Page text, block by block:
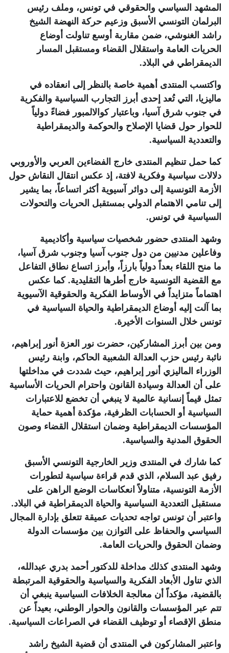
المشهد السياسي والحقوقي في تونس، وملف رئيس
البرلمان التونسي الأسبق وزعيم حركة النهضة الشيخ
راشد الغنوشي، ضمن مقاربة أوسع تناولت أوضاع
الحريات العامة واستقلال القضاء ومستقبل المسار
الديمقراطي في البلاد.
واكتسب المنتدى أهمية خاصة بالنظر إلى انعقاده في
ماليزيا، التي تُعد إحدى أبرز التجارب السياسية والفكرية
في جنوب شرق آسيا، وباعتبار كوالالمبور فضاءً دولياً
للحوار حول قضايا الإصلاح والحوكمة والديمقراطية
والتعددية السياسية.
كما حمل تنظيم المنتدى خارج الفضاءين العربي والأوروبي
دلالات سياسية وفكرية لافتة، إذ عكس انتقال النقاش حول
الأزمة التونسية إلى دوائر آسيوية أكثر اتساعاً، بما يشير
إلى تنامي الاهتمام الدولي بمستقبل الحريات والتحولات
السياسية في تونس.
وشهد المنتدى حضور شخصيات سياسية وأكاديمية
وفاعلين مدنيين من دول جنوب آسيا وجنوب شرق آسيا،
ما منح اللقاء بعداً دولياً بارزاً، وأبرز اتساع نطاق التفاعل
مع القضية التونسية خارج أطرها التقليدية. كما عكس
اهتماماً متزايداً في الأوساط الفكرية والحقوقية الآسيوية
بما آلت إليه أوضاع الديمقراطية والحياة السياسية في
تونس خلال السنوات الأخيرة.
ومن بين أبرز المشاركين، حضرت نور العزة أنور إبراهيم،
نائبة رئيس حزب العدالة الشعبية الحاكم، وابنة رئيس
الوزراء الماليزي أنور إبراهيم، حيث شددت في مداخلتها
على أن العدالة وسيادة القانون واحترام الحريات الأساسية
تمثل قيماً إنسانية عالمية لا ينبغي أن تخضع للاعتبارات
السياسية أو الحسابات الظرفية، مؤكدة أهمية حماية
المؤسسات الديمقراطية وضمان استقلال القضاء وصون
الحقوق المدنية والسياسية.
كما شارك في المنتدى وزير الخارجية التونسي الأسبق
رفيق عبد السلام، الذي قدم قراءة سياسية لتطورات
الأزمة التونسية، متناولاً انعكاسات الوضع الراهن على
مستقبل التعددية السياسية والحياة الديمقراطية في البلاد.
واعتبر أن تونس تواجه تحديات عميقة تتعلق بإدارة المجال
السياسي والحفاظ على التوازن بين مؤسسات الدولة
وضمان الحقوق والحريات العامة.
وشهد المنتدى كذلك مداخلة للدكتور أحمد بدري عبدالله،
الذي تناول الأبعاد الفكرية والسياسية والحقوقية المرتبطة
بالقضية، مؤكداً أن معالجة الخلافات السياسية ينبغي أن
تتم عبر المؤسسات والقانون والحوار الوطني، بعيداً عن
منطق الإقصاء أو توظيف القضاء في الصراعات السياسية.
واعتبر المشاركون في المنتدى أن قضية الشيخ راشد